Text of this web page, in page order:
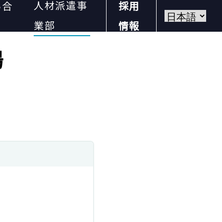
人材派遣事
業部
採用
情報